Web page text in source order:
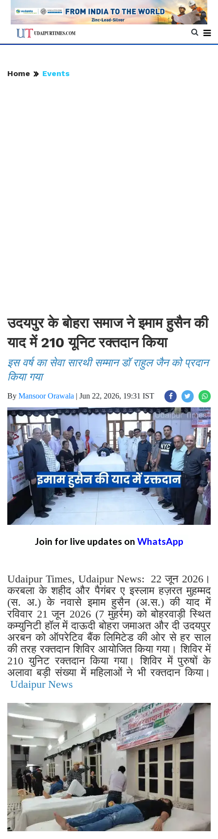
Home Events
उदयपुर के बोहरा समाज ने इमाम हुसैन की
याद में 210 यूनिट रक्तदान किया
इस वर्ष का सेवा सारथी सम्मान डॉ राहुल जैन को प्रदान
किया गया
By Mansoor Orawala | Jun 22, 2026, 19:31 IST
Join for live updates on WhatsApp
Udaipur Times, Udaipur News: 22 जून 2026।
करबला के शहीद और पैगंबर ए इस्लाम हज़रत मुहम्मद
(स. अ.) के नवासे इमाम हुसैन (अ.स.) की याद में
रविवार 21 जून 2026 (7 मुहर्रम) को बोहरवाड़ी स्थित
कम्युनिटी हॉल में दाऊदी बोहरा जमाअत और दी उदयपुर
अरबन को ऑपरेटिव बैंक लिमिटेड की ओर से हर साल
की तरह रक्तदान शिविर आयोजित किया गया। शिविर में
210 युनिट रक्तदान किया गया। शिविर में पुरुषों के
अलावा बड़ी संख्या में महिलाओं ने भी रक्तदान किया।
Udaipur News